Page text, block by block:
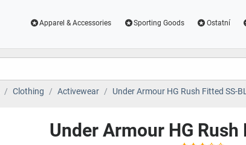
Apparel & Accessories Sporting Goods Ostatní
Clothing Activewear Under Armour HG Rush Fitted SS-
Under Armour HG Rush